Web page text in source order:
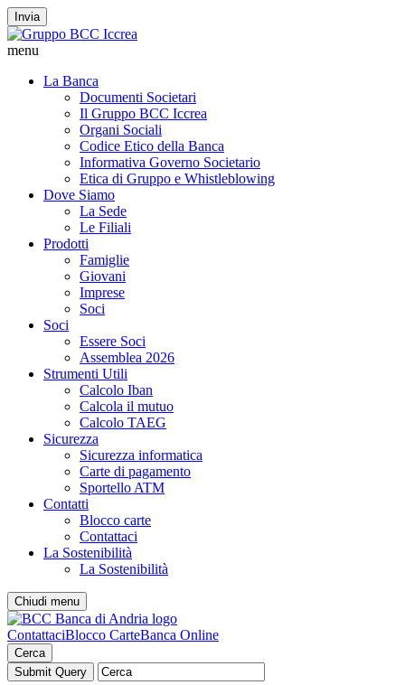
Invia
menu
La Banca
Documenti Societari
Il Gruppo BCC Iccrea
Organi Sociali
Codice Etico della Banca
Informativa Governo Societario
Etica di Gruppo e Whistleblowing
Dove Siamo
La Sede
Le Filiali
Prodotti
Famiglie
Giovani
Imprese
Soci
Soci
Essere Soci
Assemblea 2026
Strumenti Utili
Calcolo Iban
Calcola il mutuo
Calcolo TAEG
Sicurezza
Sicurezza informatica
Carte di pagamento
Sportello ATM
Contatti
Blocco carte
Contattaci
La Sostenibilità
La Sostenibilità
Chiudi menu
ContattaciBlocco CarteBanca Online
Cerca